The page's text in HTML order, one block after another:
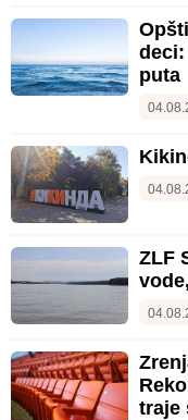
puta
ZLF
traje